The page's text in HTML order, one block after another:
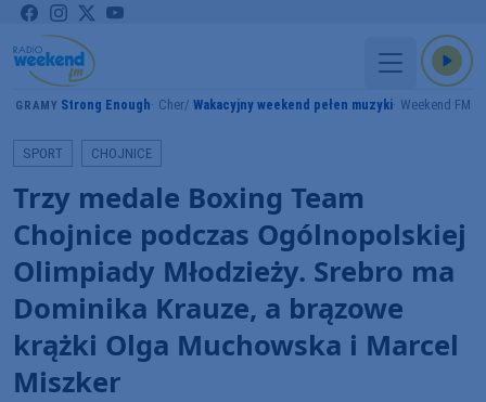
GRAMY Strong Enough Cher Wakacyjny weekend pełen muzyki Weekend FM
SPORT CHOJNICE
Trzy medale Boxing Team
Chojnice podczas Ogólnopolskiej
Olimpiady Młodzieży. Srebro ma
Dominika Krauze, a brązowe
krążki Olga Muchowska i Marcel
Miszker